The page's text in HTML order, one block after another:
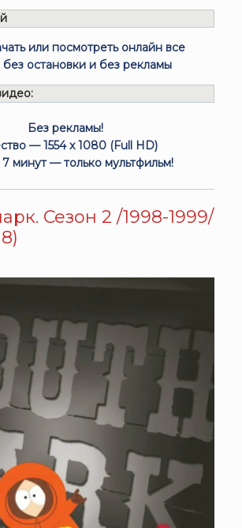
или посмотреть онлайн все
остановки и без рекламы
Без рекламы!
— 1554 x 1080 (Full HD)
7 минут — только мультфильм!
Сезон 2 /1998-1999/